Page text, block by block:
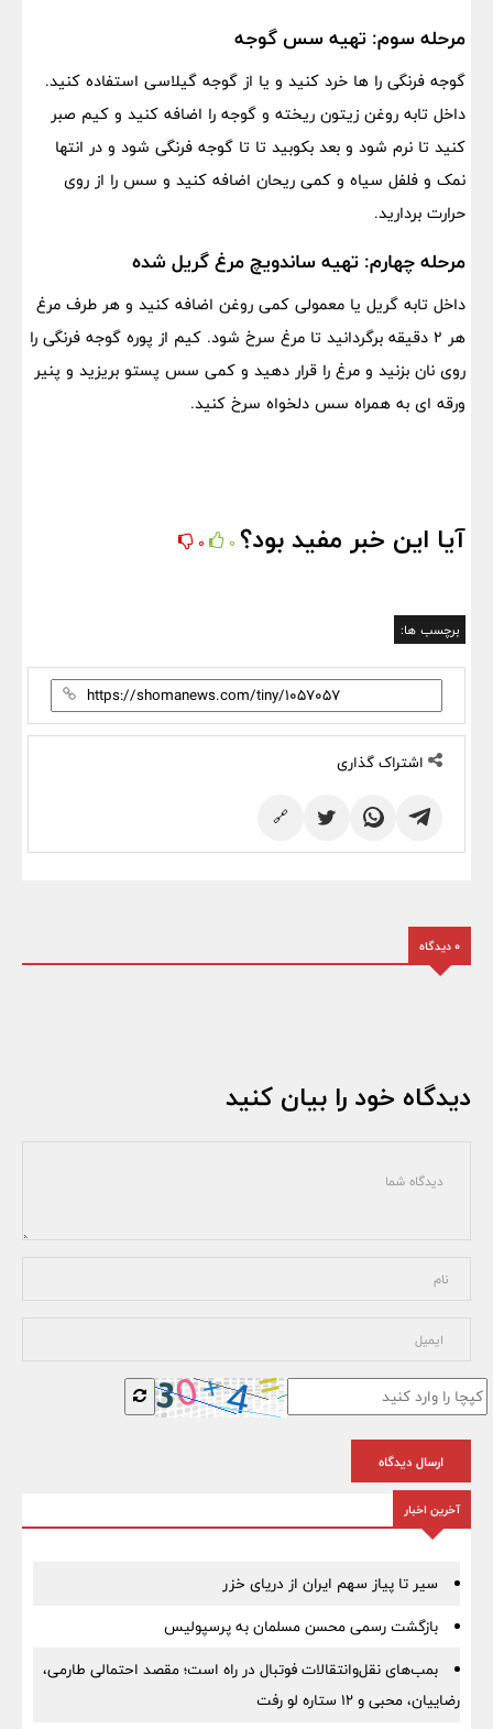
مرحله سوم: تهیه سس گوجه
گوجه فرنگی را ها خرد کنید و یا از گوجه گیلاسی استفاده کنید.
داخل تابه روغن زیتون ریخته و گوجه را اضافه کنید و کیم صبر
کنید تا نرم شود و بعد بکوبید تا تا گوجه فرنگی شود و در انتها
نمک و فلفل سیاه و کمی ریحان اضافه کنید و سس را از روی
حرارت بردارید.
مرحله چهارم: تهیه ساندویچ مرغ گریل شده
داخل تابه گریل یا معمولی کمی روغن اضافه کنید و هر طرف مرغ
هر ۲ دقیقه برگردانید تا مرغ سرخ شود. کیم از پوره گوجه فرنگی را
روی نان بزنید و مرغ را قرار دهید و کمی سس پستو بریزید و پنیر
ورقه ای به همراه سس دلخواه سرخ کنید.
آیا این خبر مفید بود؟ 0
0
برچسب ها:
اشتراک گذاری
🔗
0 دیدگاه
دیدگاه خود را بیان کنید
ارسال دیدگاه
آخرین اخبار
سیر تا پیاز سهم ایران از دریای خزر
بازگشت رسمی محسن مسلمان به پرسپولیس
بمب‌های نقل‌وانتقالات فوتبال در راه است؛ مقصد احتمالی طارمی،
رضاییان، محبی و ۱۲ ستاره لو رفت